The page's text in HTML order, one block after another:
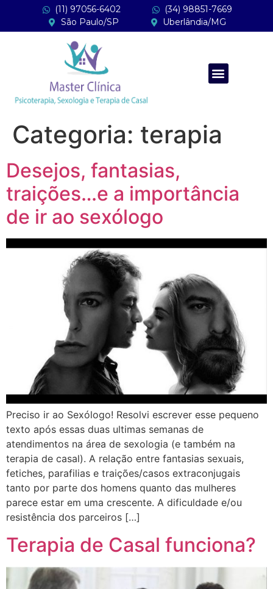
(11) 97056-6402
(34) 98851-7669
São Paulo/SP
Uberlândia/MG
Categoria: terapia
Desejos, fantasias,
traições…e a importância
de ir ao sexólogo
Preciso ir ao Sexólogo! Resolvi escrever esse pequeno
texto após essas duas ultimas semanas de
atendimentos na área de sexologia (e também na
terapia de casal). A relação entre fantasias sexuais,
fetiches, parafilias e traições/casos extraconjugais
tanto por parte dos homens quanto das mulheres
parece estar em uma crescente. A dificuldade e/ou
resistência dos parceiros […]
Terapia de Casal funciona?